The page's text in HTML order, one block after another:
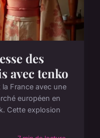
des
avec tenko
France avec une
européen en
Cette explosion